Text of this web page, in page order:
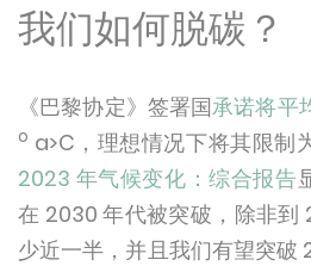
我们如何脱碳？
《巴黎协定》签署国承诺将平
o a>C，理想情况下将其限制
2023 年气候变化：综合报告
在 2030 年代被突破，除非到
少近一半，并且我们有望突破